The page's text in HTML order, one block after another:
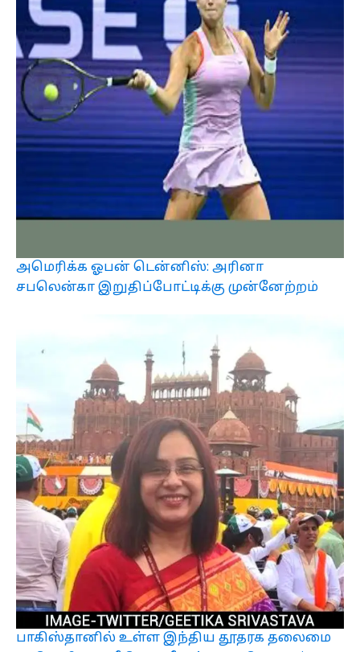
அமெரிக்க ஓபன் டென்னிஸ்: அரினா
சபலென்கா இறுதிப்போட்டிக்கு முன்னேற்றம்
பாகிஸ்தானில் உள்ள இந்திய தூதரக தலைமை